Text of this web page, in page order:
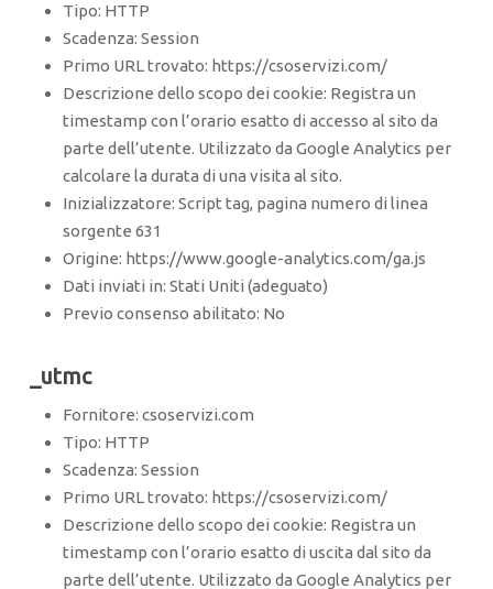
Tipo: HTTP
Scadenza: Session
Primo URL trovato: https://csoservizi.com/
Descrizione dello scopo dei cookie: Registra un
timestamp con l’orario esatto di accesso al sito da
parte dell’utente. Utilizzato da Google Analytics per
calcolare la durata di una visita al sito.
Inizializzatore: Script tag, pagina numero di linea
sorgente 631
Origine: https://www.google-analytics.com/ga.js
Dati inviati in: Stati Uniti (adeguato)
Previo consenso abilitato: No
_utmc
Fornitore: csoservizi.com
Tipo: HTTP
Scadenza: Session
Primo URL trovato: https://csoservizi.com/
Descrizione dello scopo dei cookie: Registra un
timestamp con l’orario esatto di uscita dal sito da
parte dell’utente. Utilizzato da Google Analytics per